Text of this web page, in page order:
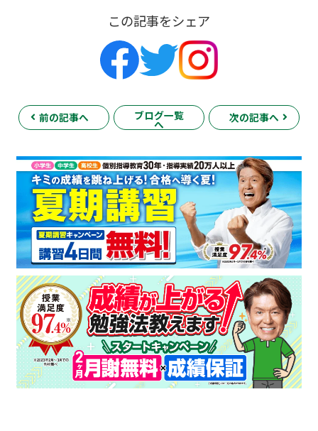
この記事をシェア
前の記事へ ブログ一覧
へ
次の記事へ